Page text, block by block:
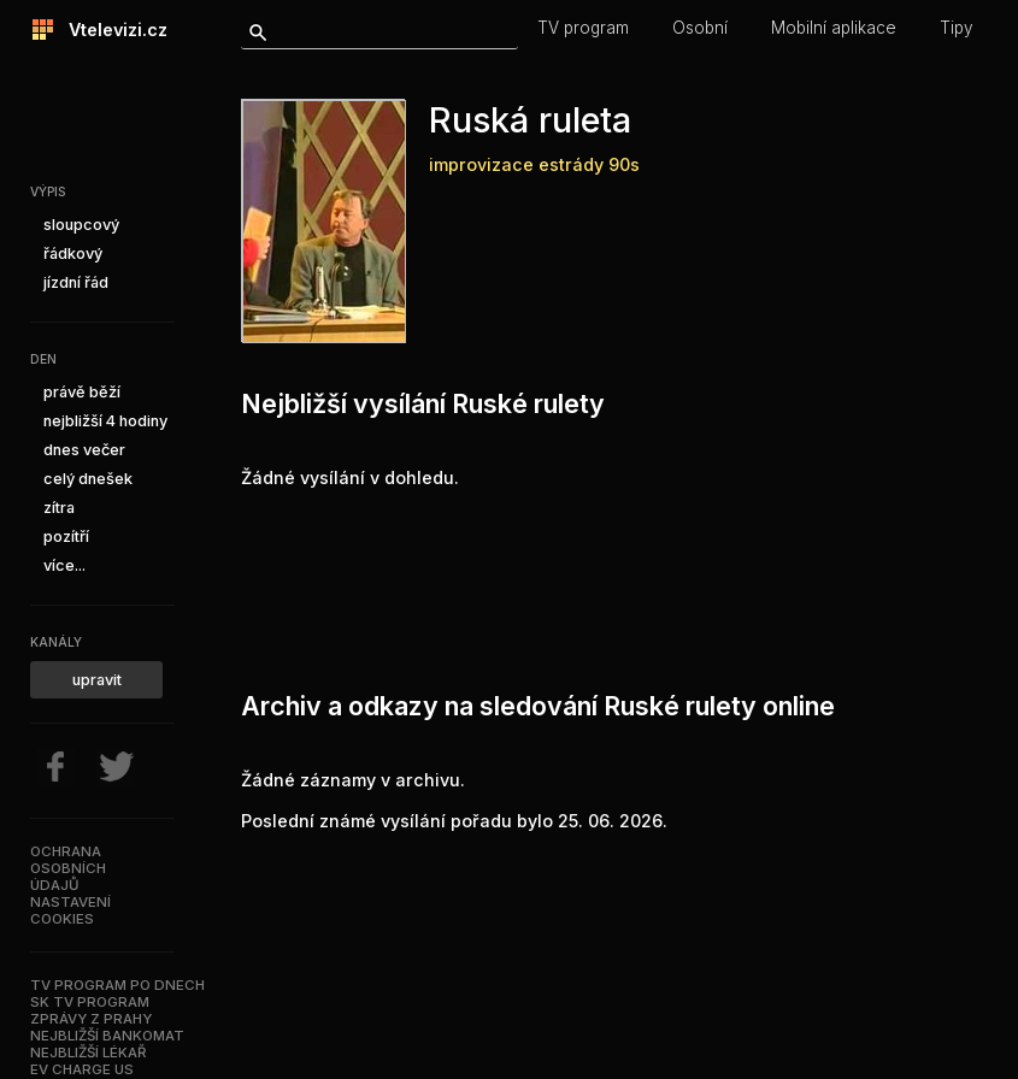
Vtelevizi.cz TV program Osobní Mobilní aplikace Tipy
VÝPIS
sloupcový
řádkový
jízdní řád
DEN
právě běží
nejbližší 4 hodiny
dnes večer
celý dnešek
zítra
pozítří
více...
KANÁLY
upravit
OCHRANA
OSOBNÍCH
ÚDAJŮ
NASTAVENÍ
COOKIES
TV PROGRAM PO DNECH
SK TV PROGRAM
ZPRÁVY Z PRAHY
NEJBLIŽŠÍ BANKOMAT
NEJBLIŽŠÍ LÉKAŘ
EV CHARGE US
Ruská ruleta
improvizace estrády 90s
Nejbližší vysílání Ruské rulety
Žádné vysílání v dohledu.
Archiv a odkazy na sledování Ruské rulety online
Žádné záznamy v archivu.
Poslední známé vysílání pořadu bylo 25. 06. 2026.